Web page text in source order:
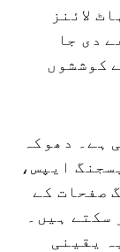
لائنز
دی جا
کوششوں
ہے۔ دھوکہ
ایپس،
صفحات کے
ہیں۔
یقینی